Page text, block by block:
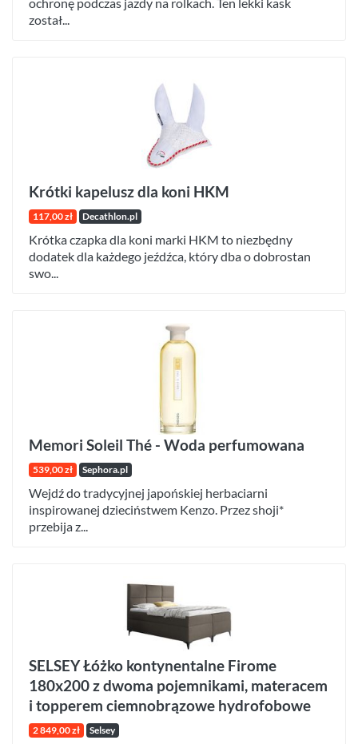
został...
Krótki kapelusz dla koni HKM
117,00 zł Decathlon.pl
Krótka czapka dla koni marki HKM to niezbędny
dodatek dla każdego jeźdźca, który dba o dobrostan
swo...
Memori Soleil Thé - Woda perfumowana
539,00 zł Sephora.pl
Wejdź do tradycyjnej japońskiej herbaciarni
inspirowanej dzieciństwem Kenzo. Przez shoji*
przebija z...
SELSEY Łóżko kontynentalne Firome
180x200 z dwoma pojemnikami, materacem
i topperem ciemnobrązowe hydrofobowe
2 849,00 zł Selsey